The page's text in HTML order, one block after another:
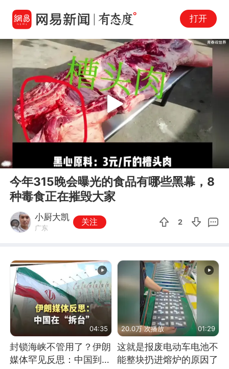
打开
Play
今年315晚会曝光的食品有哪些黑幕，8
种毒食正在摧毁大家
小厨大凯
广东
关注 2
04:35
封锁海峡不管用了？伊朗
媒体罕见反思：中国到底
20.0万 次播放 01:29
这就是报废电动车电池不
能整块扔进熔炉的原因了